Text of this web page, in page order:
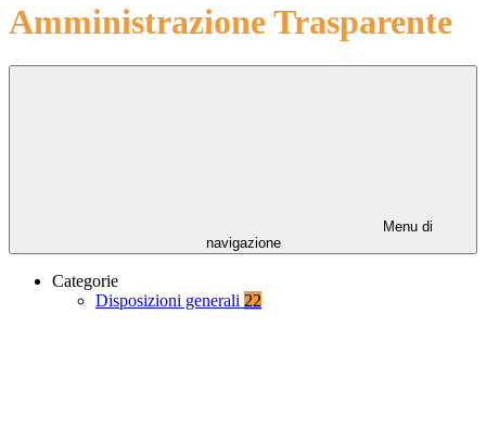
Amministrazione Trasparente
Menu di
navigazione
Categorie
Disposizioni generali 22